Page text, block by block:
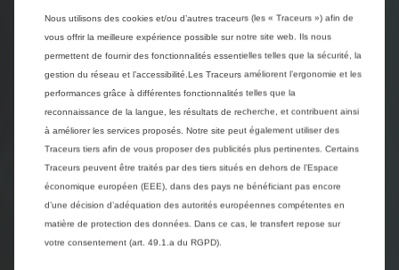
Nous utilisons des cookies et/ou d’autres traceurs (les « Traceurs ») afin de
vous offrir la meilleure expérience possible sur notre site web. Ils nous
permettent de fournir des fonctionnalités essentielles telles que la sécurité, la
gestion du réseau et l’accessibilité.Les Traceurs améliorent l’ergonomie et les
performances grâce à différentes fonctionnalités telles que la
reconnaissance de la langue, les résultats de recherche, et contribuent ainsi
à améliorer les services proposés. Notre site peut également utiliser des
Traceurs tiers afin de vous proposer des publicités plus pertinentes. Certains
Traceurs peuvent être traités par des tiers situés en dehors de l’Espace
économique européen (EEE), dans des pays ne bénéficiant pas encore
d’une décision d’adéquation des autorités européennes compétentes en
matière de protection des données. Dans ce cas, le transfert repose sur
votre consentement (art. 49.1.a du RGPD).